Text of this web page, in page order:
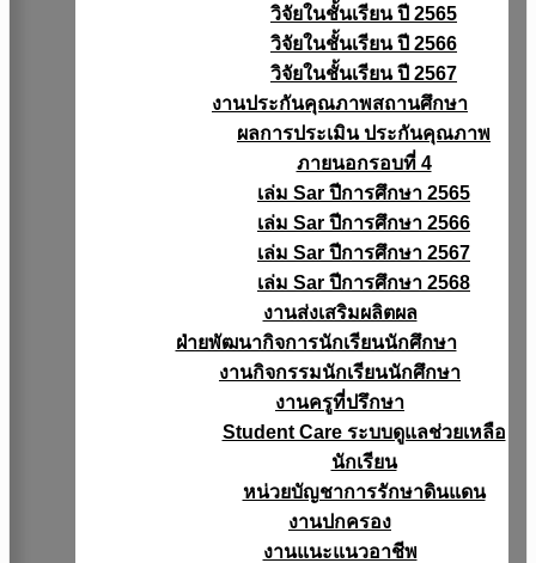
วิจัยในชั้นเรียน ปี 2565
วิจัยในชั้นเรียน ปี 2566
วิจัยในชั้นเรียน ปี 2567
งานประกันคุณภาพสถานศึกษา
ผลการประเมิน ประกันคุณภาพ
ภายนอกรอบที่ 4
เล่ม Sar ปีการศึกษา 2565
เล่ม Sar ปีการศึกษา 2566
เล่ม Sar ปีการศึกษา 2567
เล่ม Sar ปีการศึกษา 2568
งานส่งเสริมผลิตผล
ฝ่ายพัฒนากิจการนักเรียนนักศึกษา
งานกิจกรรมนักเรียนนักศึกษา
งานครูที่ปรึกษา
Student Care ระบบดูแลช่วยเหลือ
นักเรียน
หน่วยบัญชาการรักษาดินแดน
งานปกครอง
งานแนะแนวอาชีพ